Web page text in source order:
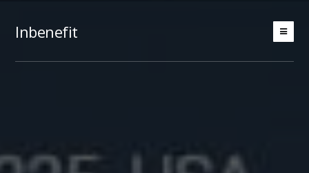
Inbenefit